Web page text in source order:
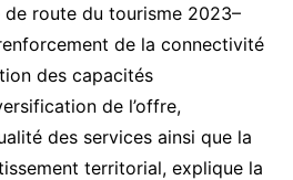
route du tourisme 2023–
de la connectivité
des capacités
de l’offre,
des services ainsi que la
territorial, explique la